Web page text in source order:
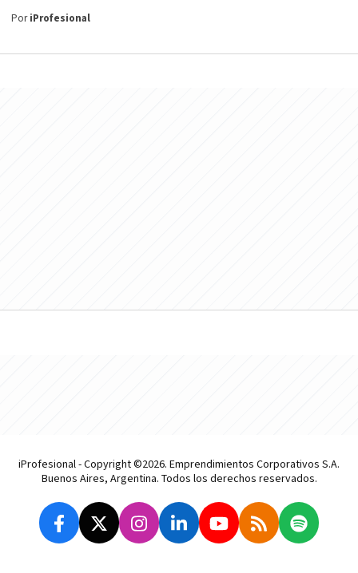
PoriProfesional
iProfesional - Copyright ©2026. Emprendimientos Corporativos S.A.
Buenos Aires, Argentina. Todos los derechos reservados.